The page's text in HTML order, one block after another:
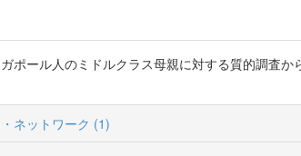
ポール人のミドルクラス母親に対する質的調
ネットワーク (1)